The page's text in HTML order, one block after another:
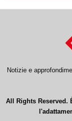
Notizie e
All Rights Reserved.